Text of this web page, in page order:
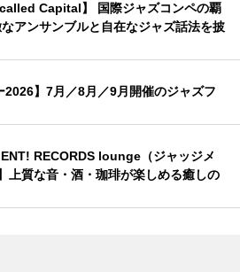
Capital】 国際ジャズコンペの覇
アンサンブルと自在なジャズ話法を披
2026】7月／8月／9月開催のジャズフ
RECORDS lounge（ジャッジメ
上質な音・酒・珈琲が楽しめる癒しの